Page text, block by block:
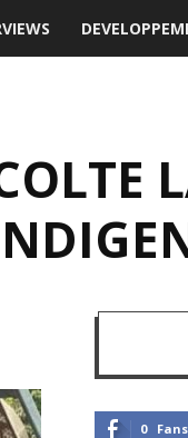
0 Fans